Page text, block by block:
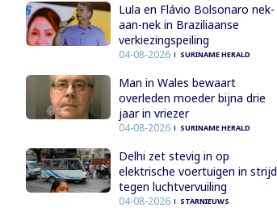
Lula en Flávio Bolsonaro nek-
aan-nek in Braziliaanse
verkiezingspeiling
04-08-2026 SURINAME HERALD
Man in Wales bewaart
overleden moeder bijna drie
jaar in vriezer
04-08-2026 SURINAME HERALD
Delhi zet stevig in op
elektrische voertuigen in strijd
tegen luchtvervuiling
04-08-2026 STARNIEUWS